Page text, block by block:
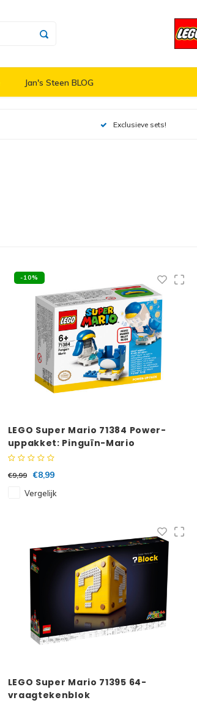
Jan's Steen BLOG
Exclusieve sets!
-10%
LEGO Super Mario 71384 Power-
uppakket: Pinguïn-Mario
€9,99
€8,99
Vergelijk
LEGO Super Mario 71395 64-
vraagtekenblok